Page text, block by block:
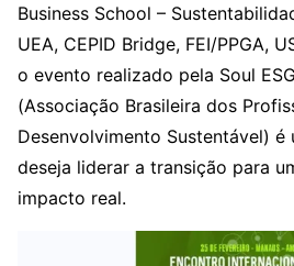
Business School –
UEA, CEPID Bridge, FEI/PPGA,
o evento realizado pela Soul
(Associação Brasileira dos
Desenvolvimento Sustentável) é
deseja liderar a transição para
impacto real.